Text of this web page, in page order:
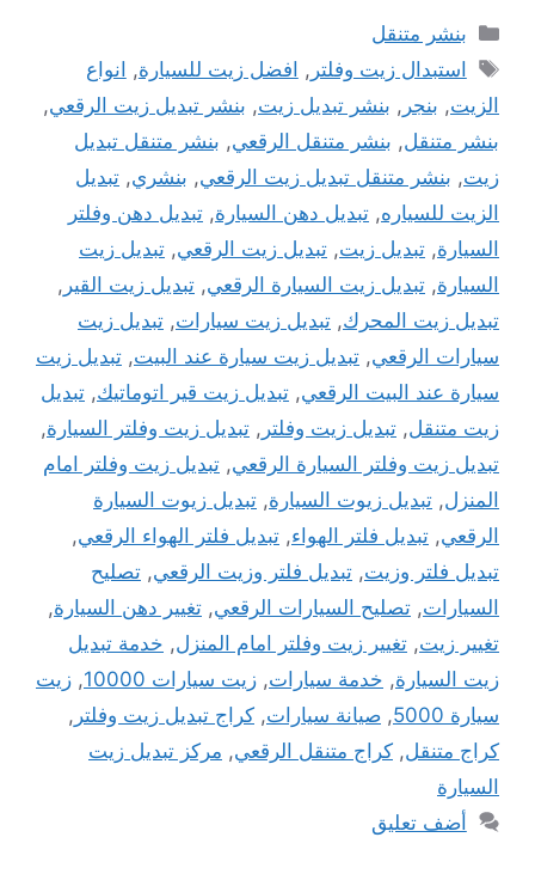
التصنيفات
بنشر متنقل
الوسوم
استبدال زيت وفلتر , افضل زيت للسيارة, انواع
الزيت, بنجر , بنشر تبديل زيت, بنشر تبديل زيت الرقعي,
بنشر متنقل, بنشر متنقل الرقعي, بنشر متنقل تبديل
زيت, بنشر متنقل تبديل زيت الرقعي, بنشري, تبديل
الزيت للسياره, تبديل دهن السيارة, تبديل دهن وفلتر
السيارة, تبديل زيت, تبديل زيت الرقعي, تبديل زيت
السيارة, تبديل زيت السيارة الرقعي, تبديل زيت القير ,
تبديل زيت المحرك, تبديل زيت سيارات, تبديل زيت
سيارات الرقعي, تبديل زيت سيارة عند البيت, تبديل زيت
سيارة عند البيت الرقعي, تبديل زيت قير اتوماتيك, تبديل
زيت متنقل, تبديل زيت وفلتر , تبديل زيت وفلتر السيارة,
تبديل زيت وفلتر السيارة الرقعي, تبديل زيت وفلتر امام
المنزل, تبديل زيوت السيارة, تبديل زيوت السيارة
الرقعي, تبديل فلتر الهواء, تبديل فلتر الهواء الرقعي,
تبديل فلتر وزيت, تبديل فلتر وزيت الرقعي, تصليح
السيارات, تصليح السيارات الرقعي, تغيير دهن السيارة,
تغيير زيت, تغيير زيت وفلتر امام المنزل, خدمة تبديل
زيت السيارة, خدمة سيارات, زيت سيارات 10000 , زيت
سيارة 5000
, صيانة سيارات, كراج تبديل زيت وفلتر ,
كراج متنقل, كراج متنقل الرقعي, مركز تبديل زيت
السيارة
أضف تعليق